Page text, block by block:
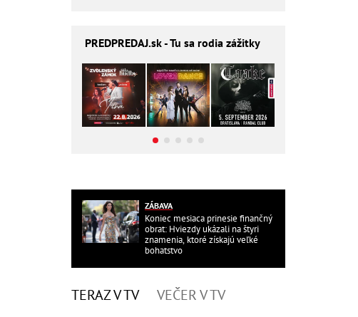
PREDPREDAJ.sk - Tu sa rodia zážitky
ZÁBAVA
Koniec mesiaca prinesie finančný
obrat: Hviezdy ukázali na štyri
znamenia, ktoré získajú veľké
bohatstvo
TERAZ V TV VEČER V TV